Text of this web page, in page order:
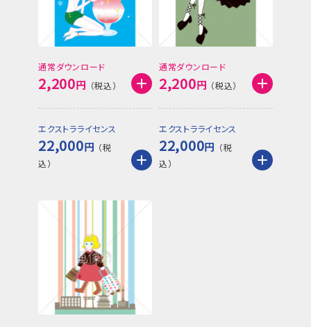
通常ダウンロード
2,200円
エクストラライセンス
22,000円
通常ダウンロード
2,200円
エクストラライセンス
22,000円